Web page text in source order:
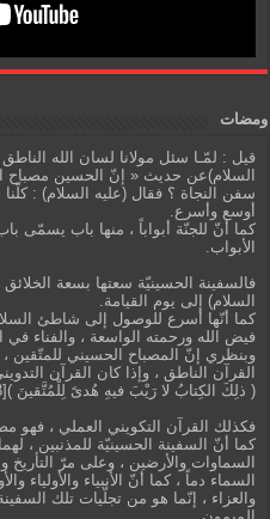
ومضات
قيل : لمّـا سئل مولانا لسان الله
السلام)عن حديث « إنّ الحسين مصباح
سفن النجاة ؟ فقال (عليه السلام) :
أوسع وأسرع.
كما أنّ للجنّة أبواباً ، منها باب يسمّى
الأبواب.
فالسفينة الحسينيّة سعتها بسعة
السلام) إلى يوم القيامة.
كما أنّها أسرع للوصول إلى شاطئ
فيض الله ورحمته الواسعة ، والفناء في
وبنظري إنّ المصباح الحسيني للمتّقين
القرآن الناطق ، وإذا كان القرآن
( ذلِكَ الكِتابُ لا رَيْبَ فيهِ هُدىً لِلْمُتَّقينَ )[3].
فكذلك القرآن التكويني العملي ، فهو
كما أنّ السفينة الحسينيّة للمذنبين ،
السماوات والأرضين ، وعلى مرّ التأريخ
السماء دماً ، كما أنّ الأنبياء والأولياء
والعزاء ، إنّما هو من تجلّيات تلك